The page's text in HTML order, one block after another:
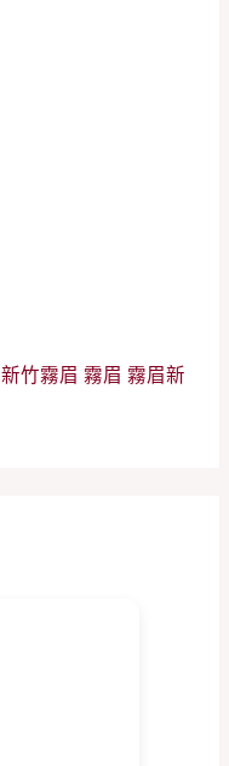
新竹霧眉 霧眉 霧眉新